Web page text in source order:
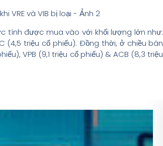
tính được mua vào với khối lượng lớn như:
(4,5 triệu cổ phiếu). Đồng thời, ở chiều bán
VPB (9,1 triệu cổ phiếu) & ACB (8,3 triệu